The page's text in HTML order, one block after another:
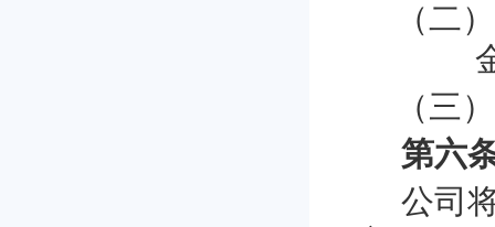
（二
（三
第六
公司